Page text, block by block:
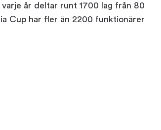
år deltar runt 1700 lag från 80
Cup har fler än 2200 funktionärer